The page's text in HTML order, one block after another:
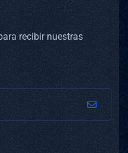
recibir nuestras